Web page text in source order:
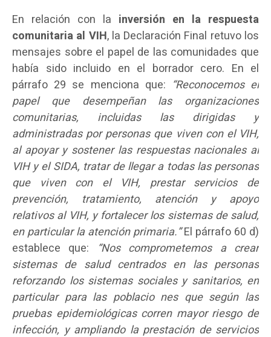
En relación con la inversión en la respuesta
comunitaria al VIH, la Declaración Final retuvo los
mensajes sobre el papel de las comunidades que
había sido incluido en el borrador cero. En el
párrafo 29 se menciona que: “Reconocemos el
papel que desempeñan las organizaciones
comunitarias, incluidas las dirigidas y
administradas por personas que viven con el VIH,
al apoyar y sostener las respuestas nacionales al
VIH y el SIDA, tratar de llegar a todas las personas
que viven con el VIH, prestar servicios de
prevención, tratamiento, atención y apoyo
relativos al VIH, y fortalecer los sistemas de salud,
en particular la atención primaria.”El párrafo 60 d)
establece que:
“Nos comprometemos a crear
sistemas de salud centrados en las personas
reforzando los sistemas sociales y sanitarios, en
particular para las poblacio nes que según las
pruebas epidemiológicas corren mayor riesgo de
infección, y ampliando la prestación de servicios